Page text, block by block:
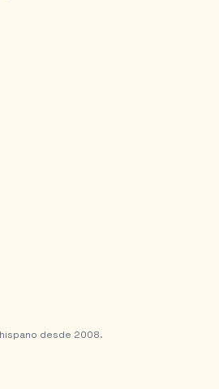
desde 2008.